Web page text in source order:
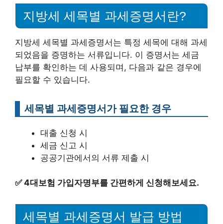
지방세 세목별 과세증명서란?
지방세 세목별 과세증명서는 특정 세목에 대해 과세
되었음을 증명하는 서류입니다. 이 증명서는 세금
납부를 확인하는 데 사용되며, 다음과 같은 경우에
필요할 수 있습니다.
세목별 과세증명서가 필요한 경우
대출 신청 시
세금 신고 시
공공기관에서의 서류 제출 시
✅4대보험 가입자명부를 간편하게 신청해보세요.
세목별 과세증명서 발급 방법